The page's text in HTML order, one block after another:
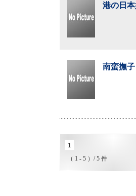
港の日本
南蛮撫子
1
（ 1 - 5 ）/ 5 件